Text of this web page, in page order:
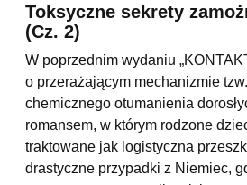
Toksyczne sekrety
(Cz. 2)
W poprzednim wydaniu
o przerażającym mechanizmie
chemicznego otumanienia
romansem, w którym rodzone
traktowane jak logistyczna
drastyczne przypadki z Niemiec,